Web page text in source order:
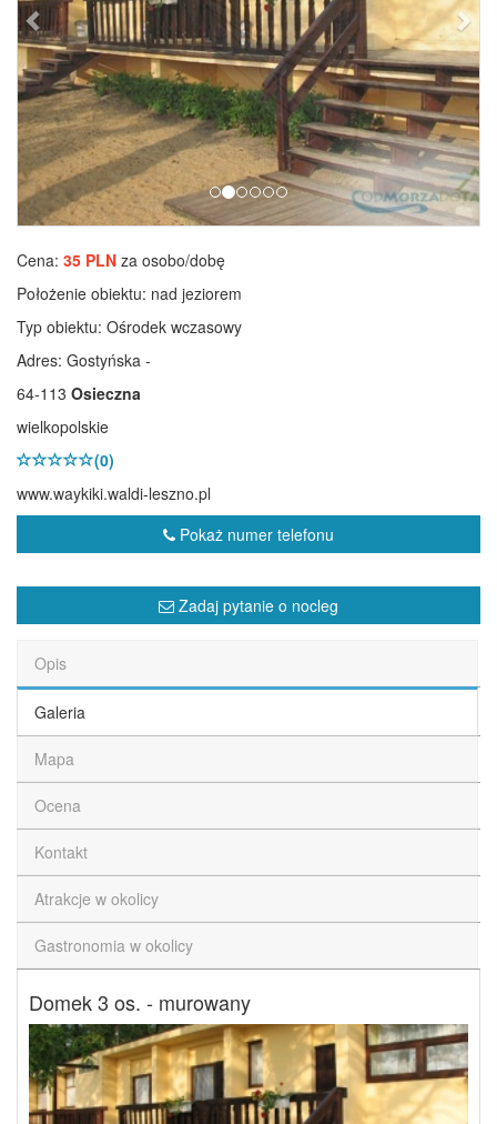
Cena: 35 PLN za osobo/dobę
Położenie obiektu: nad jeziorem
Typ obiektu: Ośrodek wczasowy
Adres: Gostyńska -
64-113 Osieczna
wielkopolskie
(0)
www.waykiki.waldi-leszno.pl
Pokaż numer telefonu
Zadaj pytanie o nocleg
Opis
Galeria
Mapa
Ocena
Kontakt
Atrakcje w okolicy
Gastronomia w okolicy
Domek 3 os. - murowany